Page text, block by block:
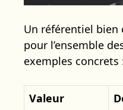
Un référentiel bien
pour l’ensemble
exemples concrets
Valeur